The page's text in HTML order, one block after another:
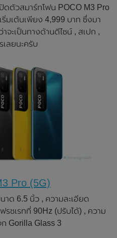
ปิดตัวสมาร์ทโฟน POCO M3 Pro
ริ่มเต้นเพียง 4,999 บาท ซึ่งมา
จะเป็นทางด้านดีไซน์ , สเปก ,
ลยนะครับ
Pro (5G)
ด 6.5 นิ้ว , ความละเอียด
รชเรทที่ 90Hz (ปรับได้) , ความ
ก Gorilla Glass 3